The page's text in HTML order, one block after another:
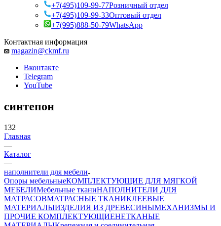
+7(495)109-99-77Розничный отдел
+7(495)109-99-33Оптовый отдел
+7(995)888-50-79WhatsApp
Контактная информация
magazin@ckmf.ru
Вконтакте
Telegram
YouTube
синтепон
132
Главная
—
Каталог
—
наполнители для мебели
Опоры мебельныеКОМПЛЕКТУЮЩИЕ ДЛЯ МЯГКОЙ
МЕБЕЛИМебельные тканиНАПОЛНИТЕЛИ ДЛЯ
МАТРАСОВМАТРАСНЫЕ ТКАНИКЛЕЕВЫЕ
МАТЕРИАЛЫИЗДЕЛИЯ ИЗ ДРЕВЕСИНЫМЕХАНИЗМЫ И
ПРОЧИЕ КОМПЛЕКТУЮЩИЕНЕТКАНЫЕ